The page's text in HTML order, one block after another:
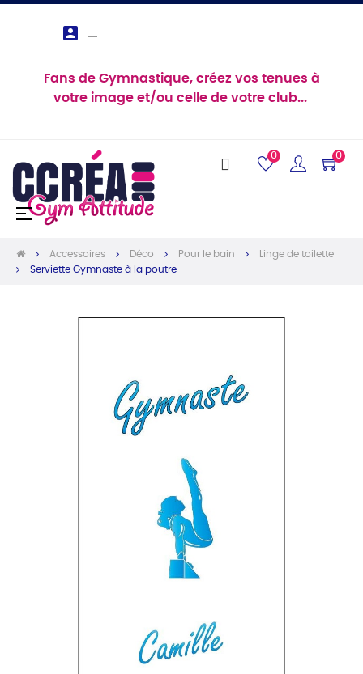

Fans de Gymnastique, créez vos tenues à
votre image et/ou celle de votre club...
0 0
Basculer
☰
Accessoires Déco Pour le bain
Linge de toilette
Serviette Gymnaste à la poutre